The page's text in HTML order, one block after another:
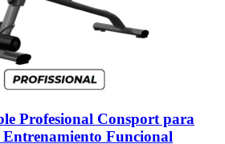
Profesional Consport para
Funcional